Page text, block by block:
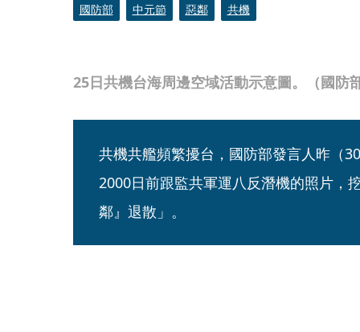
25日共機台海周邊空域活動示意圖。（國防
國防部 中元節 惡鄰 共機
共機共艦頻繁擾台，國防部發言人昨（
2000日前跟監共軍運八反潛機的照片，
鄰』退散」。